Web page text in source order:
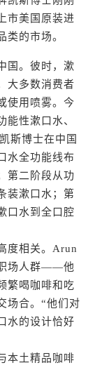
市美国原装进
类的市场。
。彼时，漱
大多数消费者
使用喷雾。今
能性漱口水、
斯博士在中国
水全功能线布
第二阶段从功
装漱口水；第
口水到全口腔
相关。Arun
场人群——他
繁喝咖啡和吃
场合。“他们对
水的设计恰好
土精品咖啡